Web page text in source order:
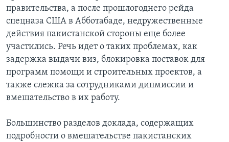
правительства, а после прошлогоднего рейда
спецназа США в Абботабаде, недружественные
действия пакистанской стороны еще более
участились. Речь идет о таких проблемах, как
задержка выдачи виз, блокировка поставок для
программ помощи и строительных проектов, а
также слежка за сотрудниками дипмиссии и
вмешательство в их работу.
Большинство разделов доклада, содержащих
подробности о вмешательстве пакистанских